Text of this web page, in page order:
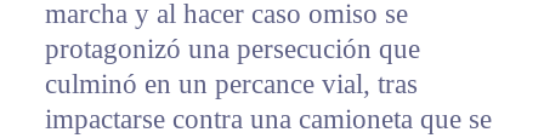
marcha y al hacer caso omiso se
protagonizó una persecución que
culminó en un percance vial, tras
impactarse contra una camioneta que se